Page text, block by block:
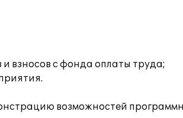
взносов с фонда оплаты труда;
возможностей